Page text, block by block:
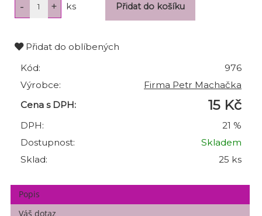
ks
Přidat do oblíbených
Kód:
976
Výrobce:
Firma Petr Machačka
Cena s DPH:
15 Kč
DPH:
21 %
Dostupnost:
Skladem
Sklad:
25 ks
Popis
Váš dotaz